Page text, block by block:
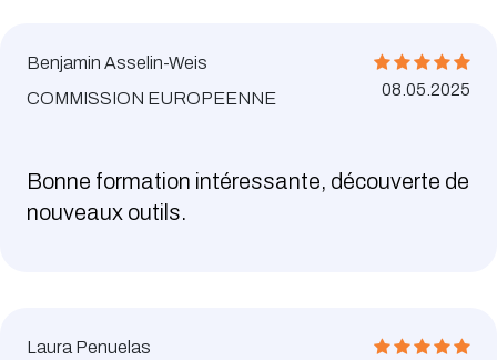
Benjamin Asselin-Weis
COMMISSION EUROPEENNE
08.05.2025
Bonne formation intéressante, découverte de
nouveaux outils.
Laura Penuelas